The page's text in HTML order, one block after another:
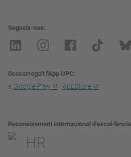
Segueix-nos
Descarrega't l'App UPC
a Google Play i AppStore
Reconeixement internacional d’excel·lència